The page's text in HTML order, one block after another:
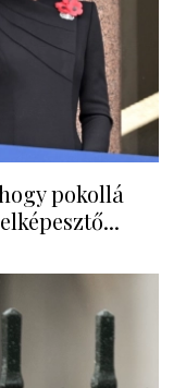
pokollá